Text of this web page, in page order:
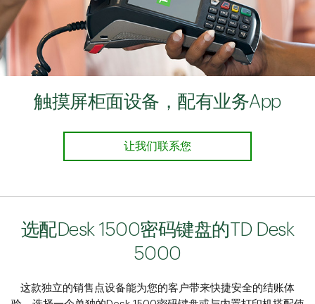
触摸屏柜面设备，配有业务App
让我们联系您
选配Desk 1500密码键盘的TD Desk
5000
这款独立的销售点设备能为您的客户带来快捷安全的结账体